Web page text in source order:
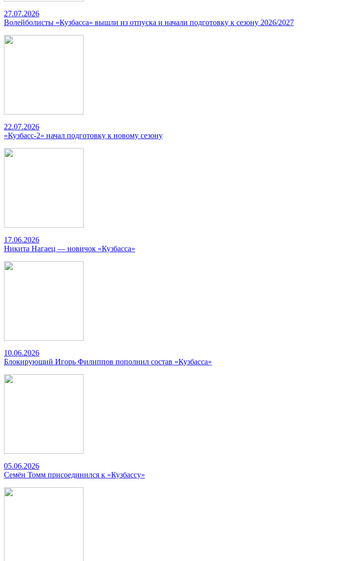
27.07.2026
Волейболисты «Кузбасса» вышли из отпуска и начали подготовку к сезону 2026/2027
22.07.2026
«Кузбасс-2» начал подготовку к новому сезону
17.06.2026
Никита Нагаец — новичок «Кузбасса»
10.06.2026
Блокирующий Игорь Филиппов пополнил состав «Кузбасса»
05.06.2026
Семён Томм присоединился к «Кузбассу»